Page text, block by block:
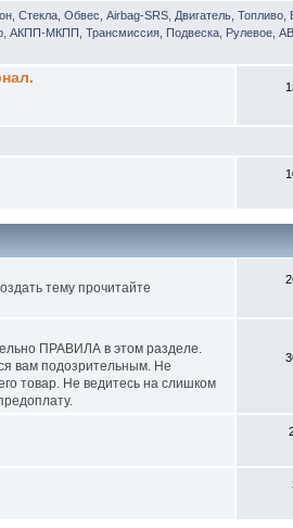
Стекла, Обвес, Airbag-SRS, Двигатель,
, АКПП-МКПП, Трансмиссия, Подвеска, Рулевое,
тему прочитайте
ПРАВИЛА в этом разделе.
вам подозрительным. Не
товар. Не ведитесь на слишком